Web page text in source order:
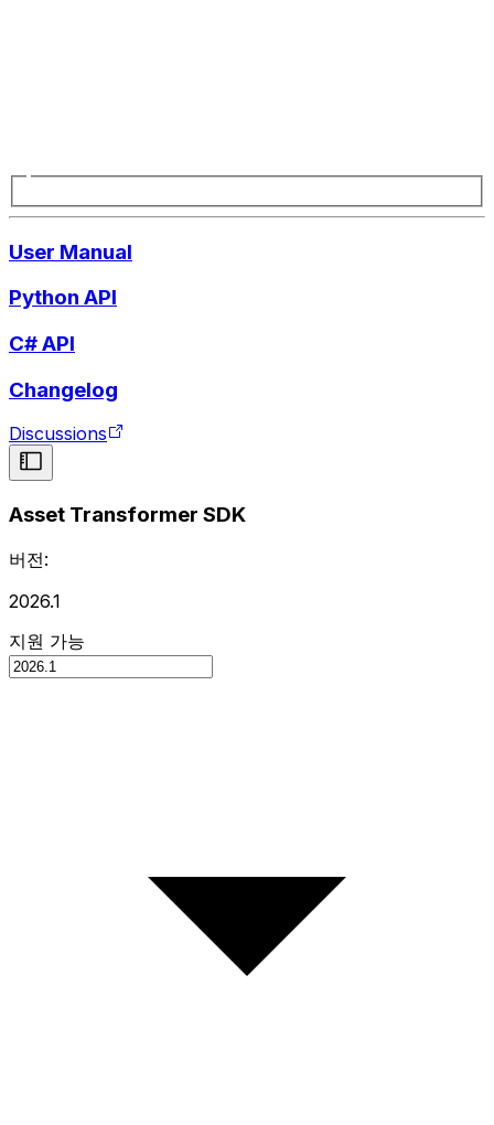
User Manual
Python API
C# API
Changelog
Discussions
Asset Transformer SDK
버전:
2026.1
지원 가능